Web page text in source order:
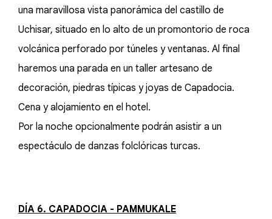
una maravillosa vista panorámica del castillo de
Uchisar, situado en lo alto de un promontorio de roca
volcánica perforado por túneles y ventanas. Al final
haremos una parada en un taller artesano de
decoración, piedras típicas y joyas de Capadocia.
Cena y alojamiento en el hotel.
Por la noche opcionalmente podrán asistir a un
espectáculo de danzas folclóricas turcas.
DÍA 6. CAPADOCIA - PAMMUKALE